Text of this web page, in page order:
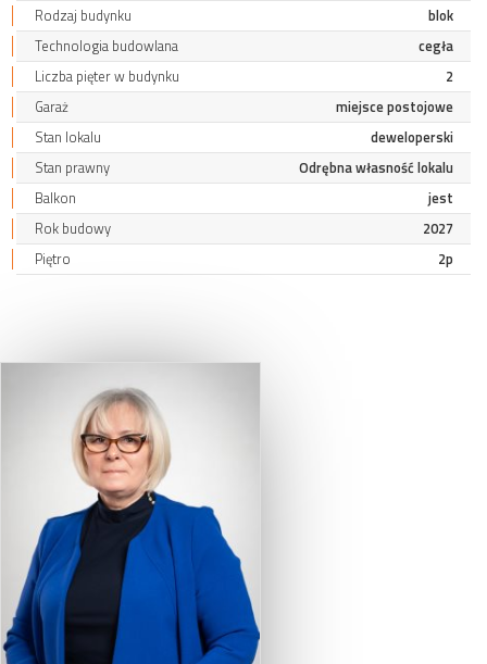
Rodzaj budynku
blok
Technologia budowlana
cegła
Liczba pięter w budynku
2
Garaż
miejsce postojowe
Stan lokalu
deweloperski
Stan prawny
Odrębna własność lokalu
Balkon
jest
Rok budowy
2027
Piętro
2p